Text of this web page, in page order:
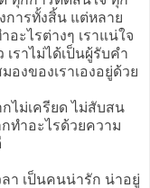
การทั้งสิ้น แต่หลาย
อะไรต่างๆ เราแน่ใจ
เราไม่ได้เป็นผู้รับคำ
องของเราเองอยู่ด้วย
ไม่เครียด ไม่สับสน
ทำอะไรด้วยความ
า เป็นคนน่ารัก น่าอยู่